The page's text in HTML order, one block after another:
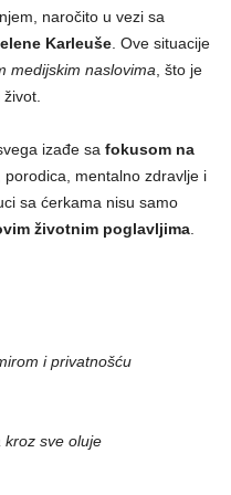
naročito u vezi sa
Karleuše . Ove situacije
medijskim naslovima , što je
izađe sa fokusom na
porodica, mentalno zdravlje i
sa ćerkama nisu samo
životnim poglavljima
i privatnošću
kroz sve oluje